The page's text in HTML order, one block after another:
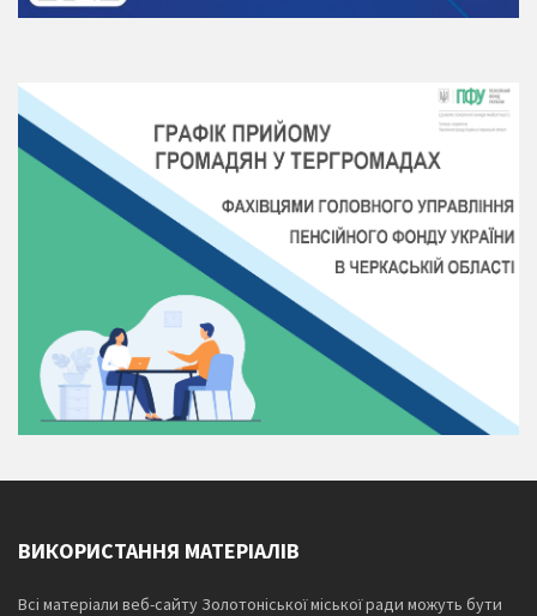
ВИКОРИСТАННЯ МАТЕРІАЛІВ
Всі матеріали веб-сайту Золотоніської міської ради можуть бути